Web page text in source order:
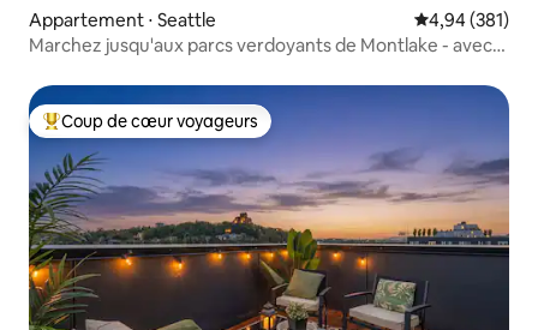
Appartement ⋅ Seattle Évaluation
4,94 (381)
Marchez jusqu'aux parcs verdoyants de Montlake - avec
Coups de cœur voyageurs les plus appréciés
Coup de cœur voyageurs